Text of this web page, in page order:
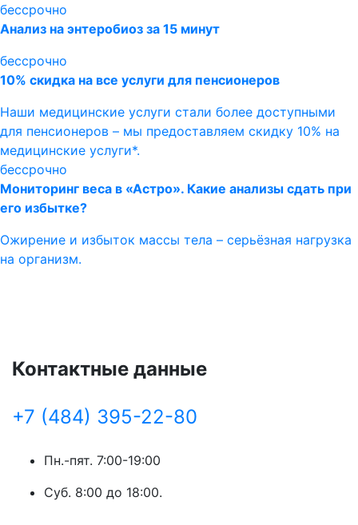
бессрочно
Анализ на энтеробиоз за 15 минут
бессрочно
10% скидка на все услуги для пенсионеров
Наши медицинские услуги стали более доступными
для пенсионеров – мы предоставляем скидку 10% на
медицинские услуги*.
бессрочно
Мониторинг веса в «Астро». Какие анализы сдать при
его избытке?
Ожирение и избыток массы тела – серьёзная нагрузка
на организм.
Контактные данные
+7 (484) 395-22-80
Пн.-пят. 7:00-19:00
Суб. 8:00 до 18:00.